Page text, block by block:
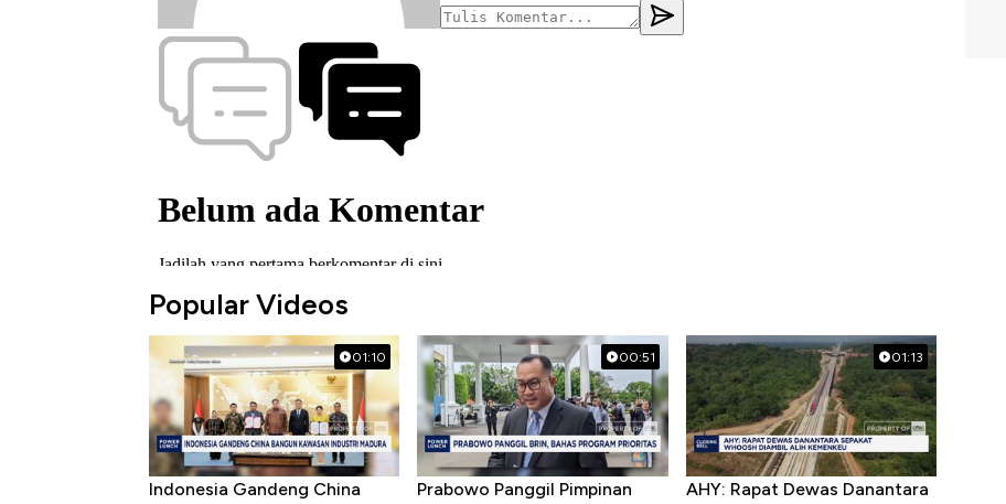
Popular Videos
01:10
Indonesia Gandeng China
00:51
Prabowo Panggil Pimpinan
01:13
AHY: Rapat Dewas Danantara